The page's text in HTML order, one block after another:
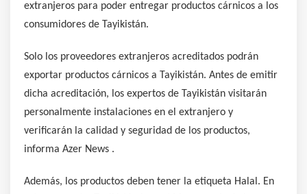
extranjeros para poder entregar productos cárnicos a los
consumidores de Tayikistán.
Solo los proveedores extranjeros acreditados podrán
exportar productos cárnicos a Tayikistán. Antes de emitir
dicha acreditación, los expertos de Tayikistán visitarán
personalmente instalaciones en el extranjero y
verificarán la calidad y seguridad de los productos,
informa Azer News .
Además, los productos deben tener la etiqueta Halal. En